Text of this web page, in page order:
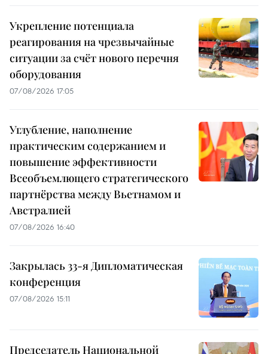
Укрепление потенциала
реагирования на чрезвычайные
ситуации за счёт нового перечня
оборудования
07/08/2026 17:05
Углубление, наполнение
практическим содержанием и
повышение эффективности
Всеобъемлющего стратегического
партнёрства между Вьетнамом и
Австралией
07/08/2026 16:40
Закрылась 33-я Дипломатическая
конференция
07/08/2026 15:11
Председатель Национальной